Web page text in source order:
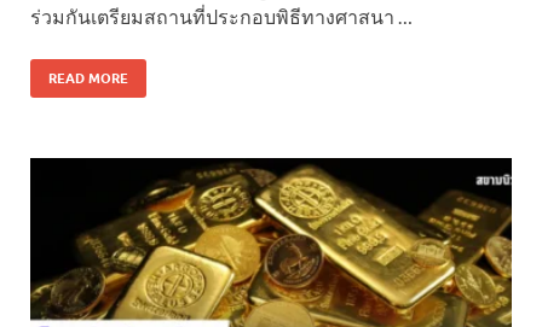
ร่วมกันเตรียมสถานที่ประกอบพิธีทางศาสนา …
READ MORE